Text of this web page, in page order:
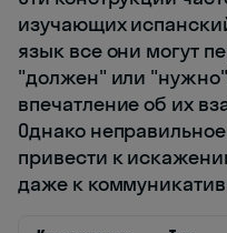
изучающих
язык все они могут
"должен" или
впечатление об их
Однако
привести к
даже к